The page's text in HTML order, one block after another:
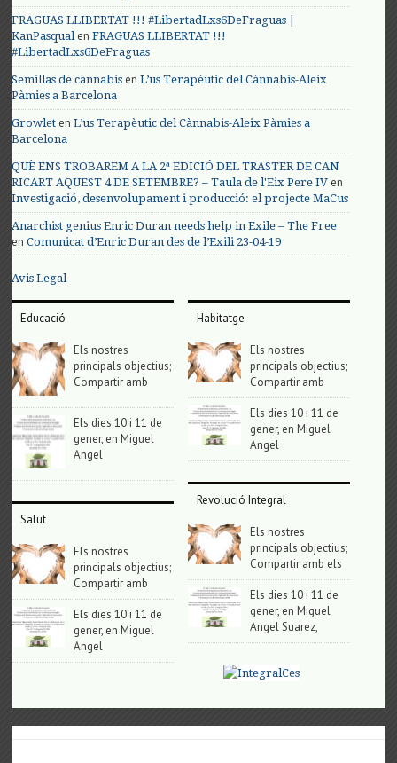
FRAGUAS LLIBERTAT !!! #LibertadLxs6DeFraguas |
KanPasqualenFRAGUAS LLIBERTAT !!!
#LibertadLxs6DeFraguas
Semillas de cannabis enL’us Terapèutic del Cànnabis-Aleix
Pàmies a Barcelona
Growlet enL’us Terapèutic del Cànnabis-Aleix Pàmies a
Barcelona
QUÈ ENS TROBAREM A LA 2ª EDICIÓ DEL TRASTER DE CAN
RICART AQUEST 4 DE SETEMBRE? – Taula de l'Eix Pere IV en
Investigació, desenvolupament i producció: el projecte MaCus
Anarchist genius Enric Duran needs help in Exile – The Free
enComunicat d’Enric Duran des de l’Exili 23-04-19
Avis Legal
Educació
Els nostres
principals objectius;
Compartir amb
Els dies 10 i 11 de
gener, en Miguel
Angel
Salut
Els nostres
principals objectius;
Compartir amb
Els dies 10 i 11 de
gener, en Miguel
Angel
Habitatge
Els nostres
principals objectius;
Compartir amb
Els dies 10 i 11 de
gener, en Miguel
Angel
Revolució Integral
Els nostres
principals objectius;
Compartir amb els
Els dies 10 i 11 de
gener, en Miguel
Angel Suarez,